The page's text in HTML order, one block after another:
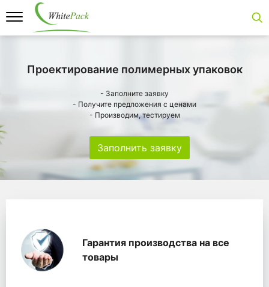
Проектирование полимерных упаковок
- Заполните заявку
- Получите предложения с ценами
- Производим, тестируем
Заполнить заявку
WhitePackГарантия производства на все
товары